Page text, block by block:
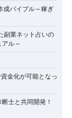
成バイブル～稼ぎ
副業ネット占いの
ル～
金化が可能となっ
士と共同開発！